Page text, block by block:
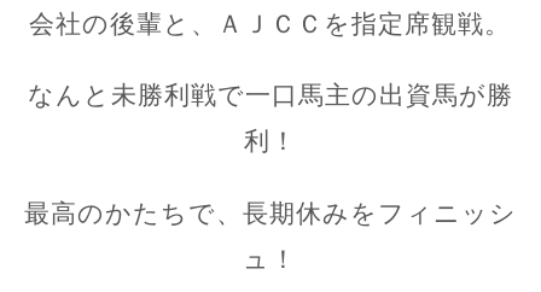
会社の後輩と、ＡＪＣＣを指定席観戦。
なんと未勝利戦で一口馬主の出資馬が勝
利！
最高のかたちで、長期休みをフィニッシ
ュ！